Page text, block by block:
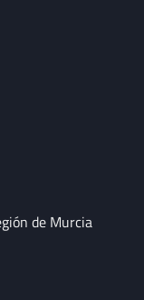
de Murcia